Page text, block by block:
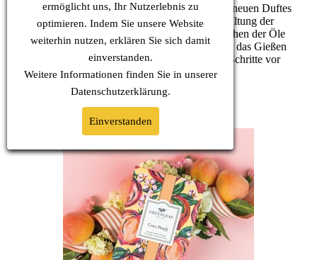
Jeder einzelne Schritt, von der Kreierung eines neuen Duftes
durch den hauseigenen Parfümeur bis zur Gestaltung der
Produkte durch das Design-Team, vom Anmischen der Öle
bis zum Abfüllen der Tonerde in die Tüten oder das Gießen
der Kerzen in vorbereitete Gläser, werden alle Schritte vor
Ort und vieles noch in Handarbeit geleistet.
ermöglicht uns, Ihr Nutzerlebnis zu
optimieren. Indem Sie unsere Website
weiterhin nutzen, erklären Sie sich damit
einverstanden.
Weitere Informationen finden Sie in unserer
Datenschutzerklärung.
Einverstanden